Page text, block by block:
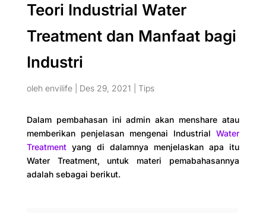
Teori Industrial Water
Treatment dan Manfaat bagi
Industri
oleh envilife| Des 29, 2021 Tips
Dalam pembahasan ini admin akan menshare atau
memberikan penjelasan mengenai IndustrialWater
Treatmentyang di dalamnya menjelaskan apa itu
Water Treatment, untuk materi pemabahasannya
adalah sebagai berikut.